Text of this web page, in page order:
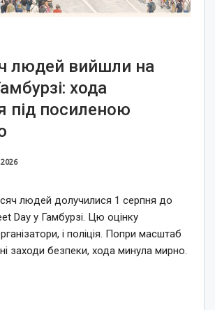
людей вийшли на
хода
під посиленою
людей долучилися 1 серпня до
Day у Гамбурзі. Цю оцінку
і поліція. Попри масштаб
заходи безпеки, хода минула мирно.